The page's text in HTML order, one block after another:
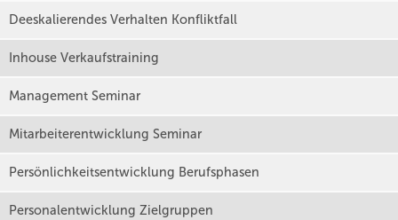
Deeskalierendes Verhalten Konfliktfall
Inhouse Verkaufstraining
Management Seminar
Mitarbeiterentwicklung Seminar
Persönlichkeitsentwicklung Berufsphasen
Personalentwicklung Zielgruppen